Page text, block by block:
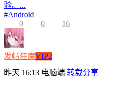
验。...
#Android
0
0 16
发帖狂魔VIP2
昨天 16:13 电脑端 转载分享